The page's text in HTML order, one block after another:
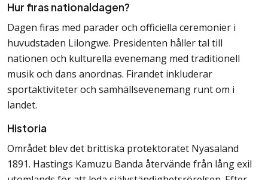
Hur firas nationaldagen?
Dagen firas med parader och officiella ceremonier i
huvudstaden Lilongwe. Presidenten håller tal till
nationen och kulturella evenemang med traditionell
musik och dans anordnas. Firandet inkluderar
sportaktiviteter och samhällsevenemang runt om i
landet.
Historia
Området blev det brittiska protektoratet Nyasaland
1891. Hastings Kamuzu Banda återvände från lång exil